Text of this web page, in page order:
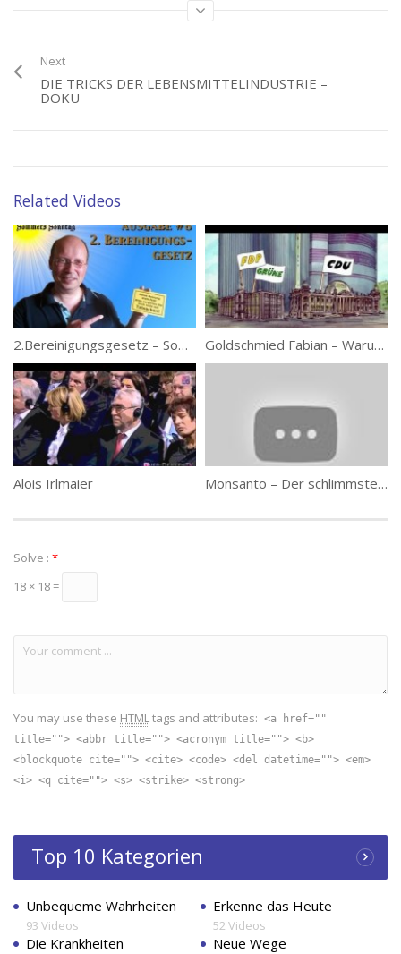
Category:Lebensmittelindustrie
Next
DIE TRICKS DER LEBENSMITTELINDUSTRIE –
DOKU
Related Videos
2.Bereinigungsgesetz – Sommers Sonntag 8 Goldschmied Fabian – Warum überall Geld fehlt
Alois Irlmaier Monsanto – Der schlimmste Konzern der Welt?
Solve : *
18 × 18 =
You may use these HTMLtags and attributes: <a href=""
title=""> <abbr title=""> <acronym title=""> <b>
<blockquote cite=""> <cite> <code> <del datetime=""> <em>
<i> <q cite=""> <s> <strike> <strong>
Top 10 Kategorien
Unbequeme Wahrheiten
93 Videos
Erkenne das Heute
52 Videos
Die Krankheiten Neue Wege